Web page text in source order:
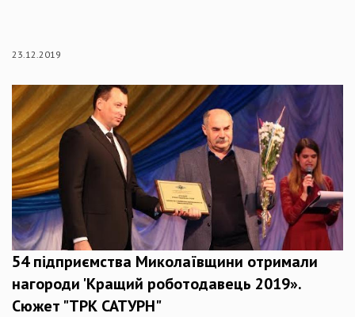
23.12.2019
54 підприємства Миколаївщини отримали
нагороди 'Кращий роботодавець 2019».
Сюжет "ТРК САТУРН"